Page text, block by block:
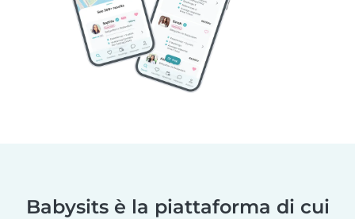
Babysits è la piattaforma di cui